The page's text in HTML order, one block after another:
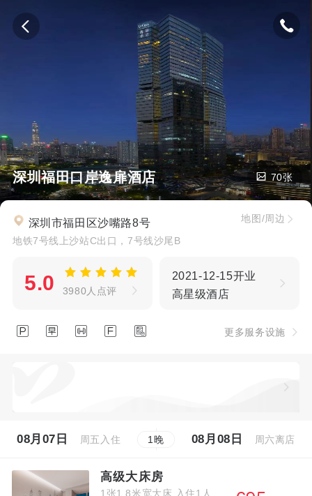
深圳福田口岸逸扉酒店 70张
深圳市福田区沙嘴路8号
地铁7号线上沙站C出口，7号线沙尾B
地图/周边
5.0 3980人点评
2021-12-15开业
高星级酒店
     更多服务设施
08月07日 周五入住 1晚 08月08日 周六离店
高级大床房
1张1.8米宽大床 入住1人